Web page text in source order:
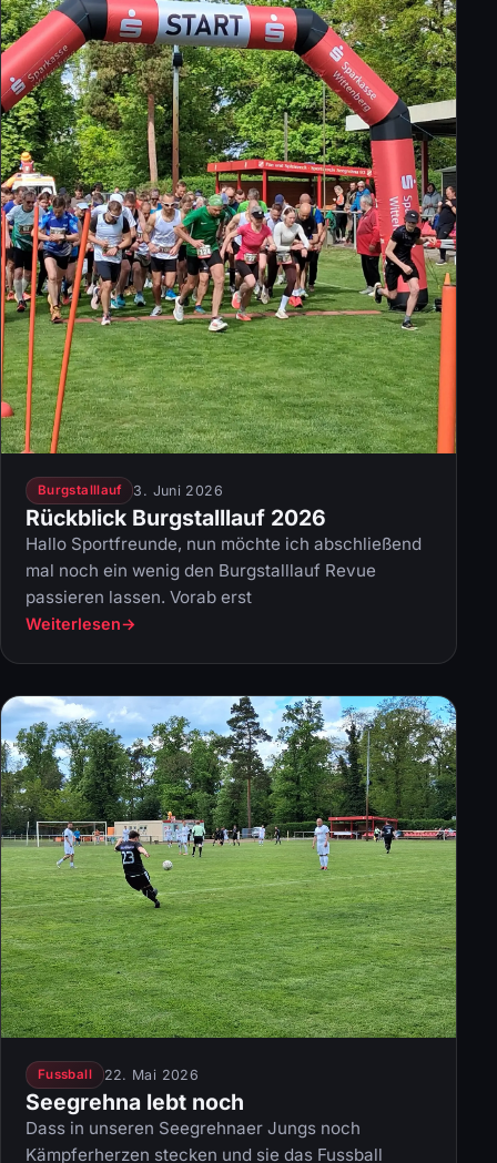
Burgstalllauf 3. Juni 2026
Rückblick Burgstalllauf 2026
Hallo Sportfreunde, nun möchte ich abschließend
mal noch ein wenig den Burgstalllauf Revue
passieren lassen. Vorab erst
Weiterlesen
Fussball 22. Mai 2026
Seegrehna lebt noch
Dass in unseren Seegrehnaer Jungs noch
Kämpferherzen stecken und sie das Fussball